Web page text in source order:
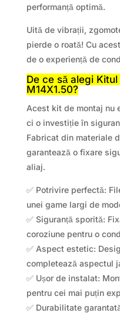
performanță optimă.
Uită de vibrații,
pierde o roată! Cu
de o experiență de
De ce să alegi
M14X1.50?
Acest kit de montaj nu
ci o investiție în
Fabricat din materiale
garantează o fixare
aliaj.
✅ Potrivire perfectă:
unei game largi de
✅ Siguranță sporită:
coroziune pentru o
✅ Aspect estetic:
completează aspectul
✅ Ușor de instalat:
pentru cei mai puțin
✅ Durabilitate